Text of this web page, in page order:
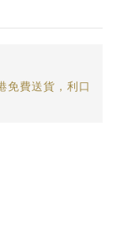
免費送貨，利口